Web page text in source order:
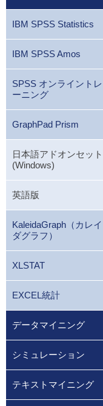
IBM SPSS Statistics
IBM SPSS Amos
SPSS オンライントレ
ーニング
GraphPad Prism
日本語アドオンセット
(Windows)
英語版
KaleidaGraph（カレイ
ダグラフ）
XLSTAT
EXCEL統計
データマイニング
シミュレーション
テキストマイニング